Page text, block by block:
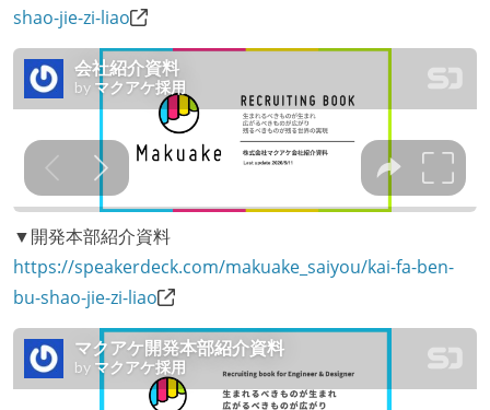
shao-jie-zi-liao
▼開発本部紹介資料
https://speakerdeck.com/makuake_saiyou/kai-fa-ben-
bu-shao-jie-zi-liao